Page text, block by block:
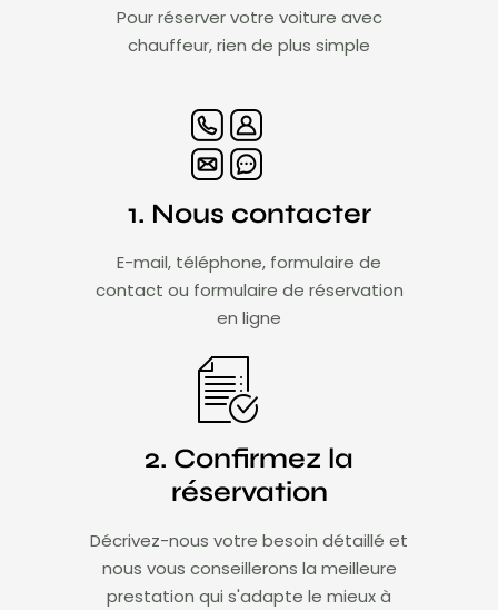
Pour réserver votre voiture avec
chauffeur, rien de plus simple
1. Nous contacter
E-mail, téléphone, formulaire de
contact ou formulaire de réservation
en ligne
2. Confirmez la
réservation
Décrivez-nous votre besoin détaillé et
nous vous conseillerons la meilleure
prestation qui s'adapte le mieux à